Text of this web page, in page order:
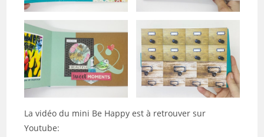
La vidéo du mini Be Happy est à retrouver sur
Youtube: